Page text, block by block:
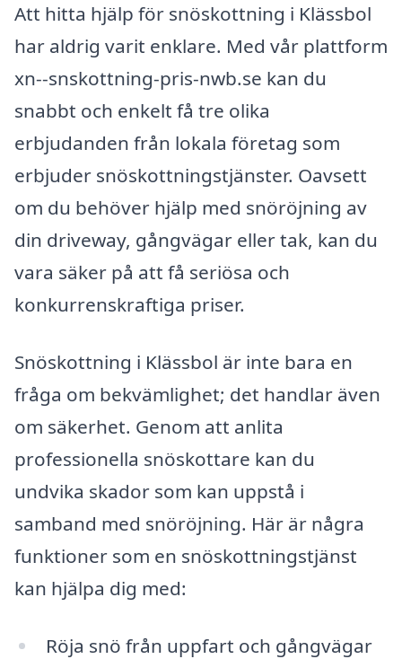
Att hitta hjälp för snöskottning i Klässbol
har aldrig varit enklare. Med vår plattform
xn--snskottning-pris-nwb.se kan du
snabbt och enkelt få tre olika
erbjudanden från lokala företag som
erbjuder snöskottningstjänster. Oavsett
om du behöver hjälp med snöröjning av
din driveway, gångvägar eller tak, kan du
vara säker på att få seriösa och
konkurrenskraftiga priser.
Snöskottning i Klässbol är inte bara en
fråga om bekvämlighet; det handlar även
om säkerhet. Genom att anlita
professionella snöskottare kan du
undvika skador som kan uppstå i
samband med snöröjning. Här är några
funktioner som en snöskottningstjänst
kan hjälpa dig med:
Röja snö från uppfart och gångvägar